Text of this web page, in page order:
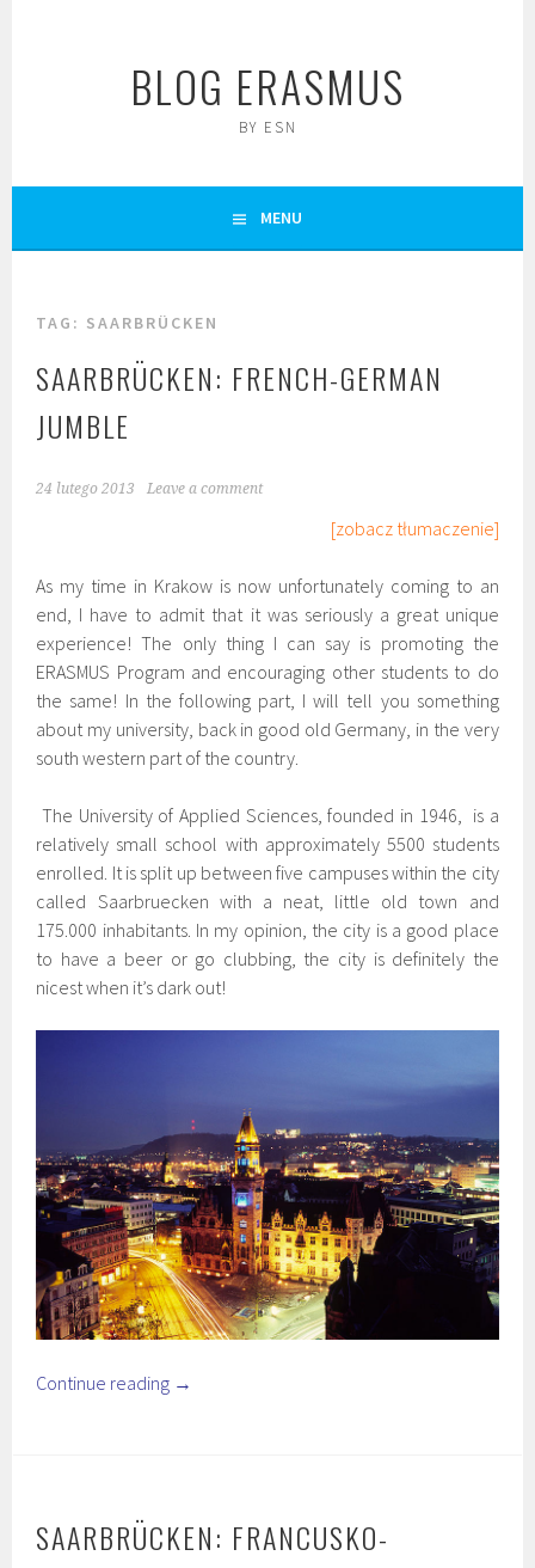
BLOG ERASMUS
BY ESN
MENU
TAG: SAARBRÜCKEN
SAARBRÜCKEN: FRENCH-GERMAN
JUMBLE
24 lutego 2013 Leave a comment
[zobacz tłumaczenie]
As my time in Krakow is now unfortunately coming to an
end, I have to admit that it was seriously a great unique
experience! The only thing I can say is promoting the
ERASMUS Program and encouraging other students to do
the same! In the following part, I will tell you something
about my university, back in good old Germany, in the very
south western part of the country.
The University of Applied Sciences, founded in 1946, is a
relatively small school with approximately 5500 students
enrolled. It is split up between five campuses within the city
called Saarbruecken with a neat, little old town and
175.000 inhabitants. In my opinion, the city is a good place
to have a beer or go clubbing, the city is definitely the
nicest when it’s dark out!
Continue reading →
SAARBRÜCKEN: FRANCUSKO-